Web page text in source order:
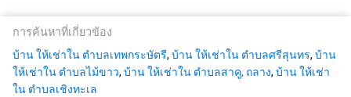
การค้นหาที่เกี่ยวข้อง
บ้าน ให้เช่าใน ตำบลเทพกระษัตรี, บ้าน ให้เช่าใน ตำบลศรีสุนทร, บ้าน
ให้เช่าใน ตำบลไม้ขาว, บ้าน ให้เช่าใน ตำบลสาคู, ถลาง, บ้าน ให้เช่า
ใน ตำบลเชิงทะเล